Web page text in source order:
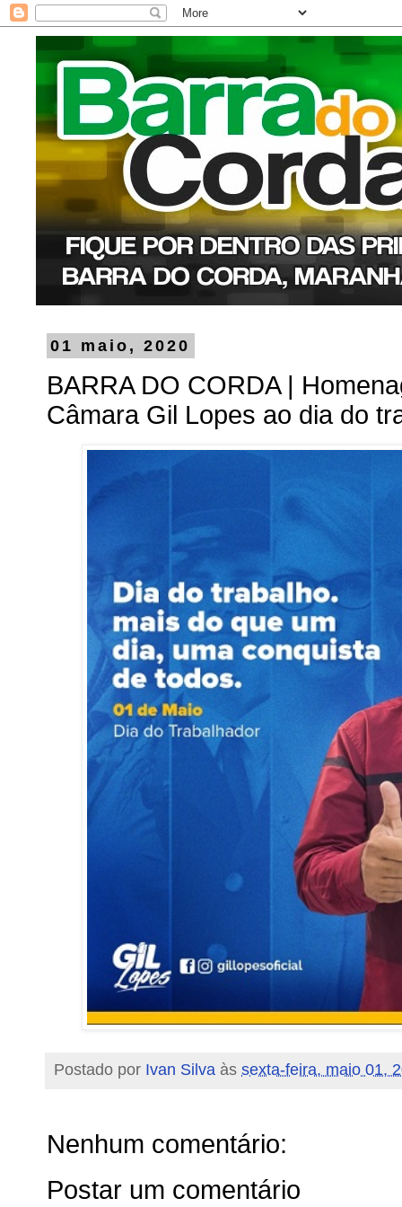
01 maio, 2020
BARRA DO CORDA |
Câmara Gil Lopes ao dia do
Postado por Ivan Silva às sexta-feira, maio 01,
Nenhum comentário:
Postar um comentário